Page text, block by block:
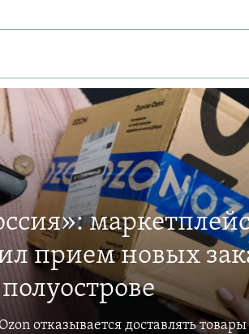
прием новых
отказывается доставлять товары